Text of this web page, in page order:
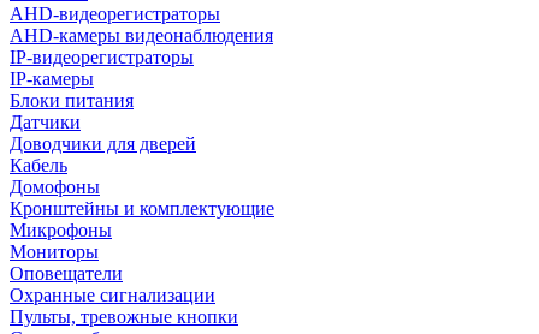
AHD-видеорегистраторы
AHD-камеры видеонаблюдения
IP-видеорегистраторы
IP-камеры
Блоки питания
Датчики
Доводчики для дверей
Кабель
Домофоны
Кронштейны и комплектующие
Микрофоны
Мониторы
Оповещатели
Охранные сигнализации
Пульты, тревожные кнопки